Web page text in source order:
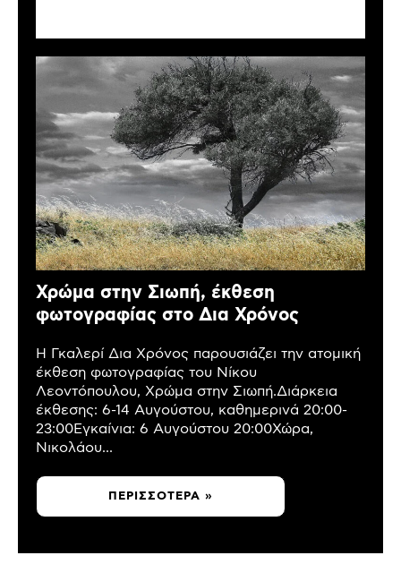
Χρώμα στην Σιωπή, έκθεση
φωτογραφίας στο Δια Χρόνος
Η Γκαλερί Δια Χρόνος παρουσιάζει την ατομική
έκθεση φωτογραφίας του Νίκου
Λεοντόπουλου, Χρώμα στην Σιωπή.Διάρκεια
έκθεσης: 6-14 Αυγούστου, καθημερινά 20:00-
23:00Εγκαίνια: 6 Αυγούστου 20:00Χώρα,
Νικολάου...
ΠΕΡΙΣΣΌΤΕΡΑ »